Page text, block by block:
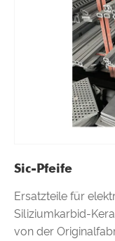
Sic-Pfeife
Ersatzteile für
Siliziumkarbid-
von der